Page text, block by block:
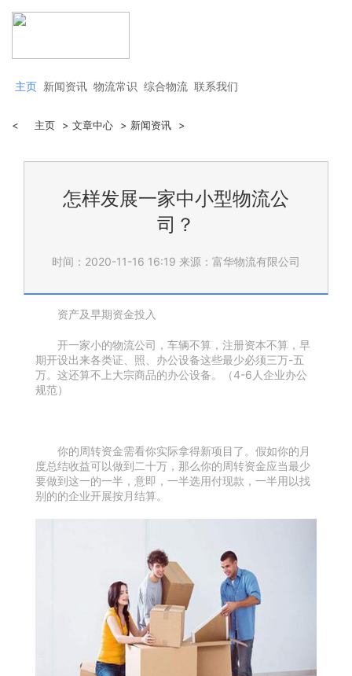
主页 新闻资讯 物流常识 综合物流 联系我们
< 主页 > 文章中心 > 新闻资讯 >
怎样发展一家中小型物流公
司？
时间：2020-11-16 16:19 来源：富华物流有限公司
资产及早期资金投入
开一家小的物流公司，车辆不算，注册资本不算，早
期开设出来各类证、照、办公设备这些最少必须三万-五
万。这还算不上大宗商品的办公设备。（4-6人企业办公
规范）
你的周转资金需看你实际拿得新项目了。假如你的月
度总结收益可以做到二十万，那么你的周转资金应当最少
要做到这一的一半，意即，一半选用付现款，一半用以找
别的的企业开展按月结算。